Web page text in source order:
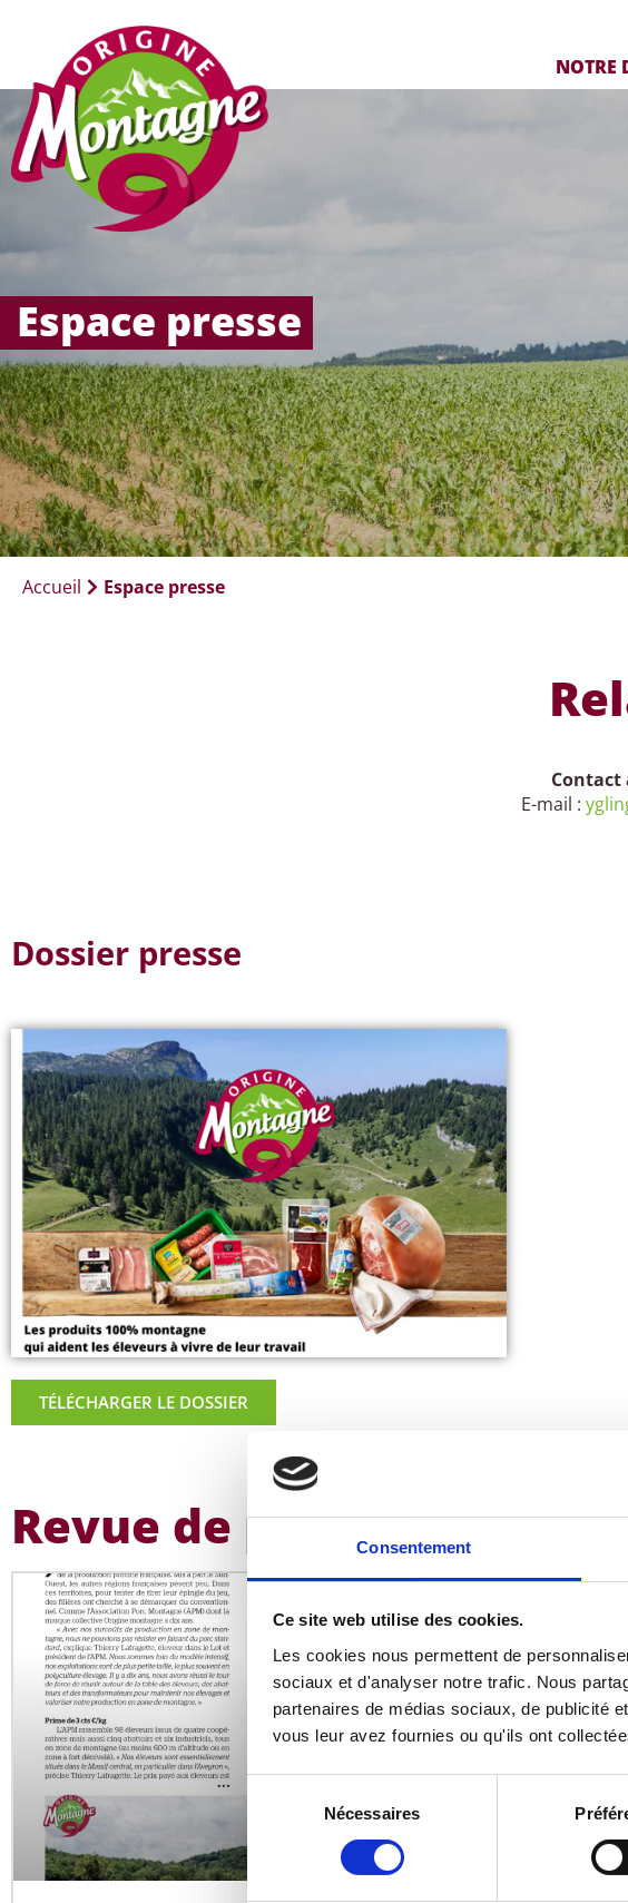
Consentement
Ce site web utilise des cookies.
Les cookies nous permettent de
sociaux et d'analyser notre trafic. Nous
partenaires de médias sociaux, de publicité
vous leur avez fournies ou qu'ils ont
consentement
Nécessaires
NOTRE
Espace presse
Accueil Espace presse
Contact
E-mail :
Dossier presse
TÉLÉCHARGER LE DOSSIER
Revue de presse